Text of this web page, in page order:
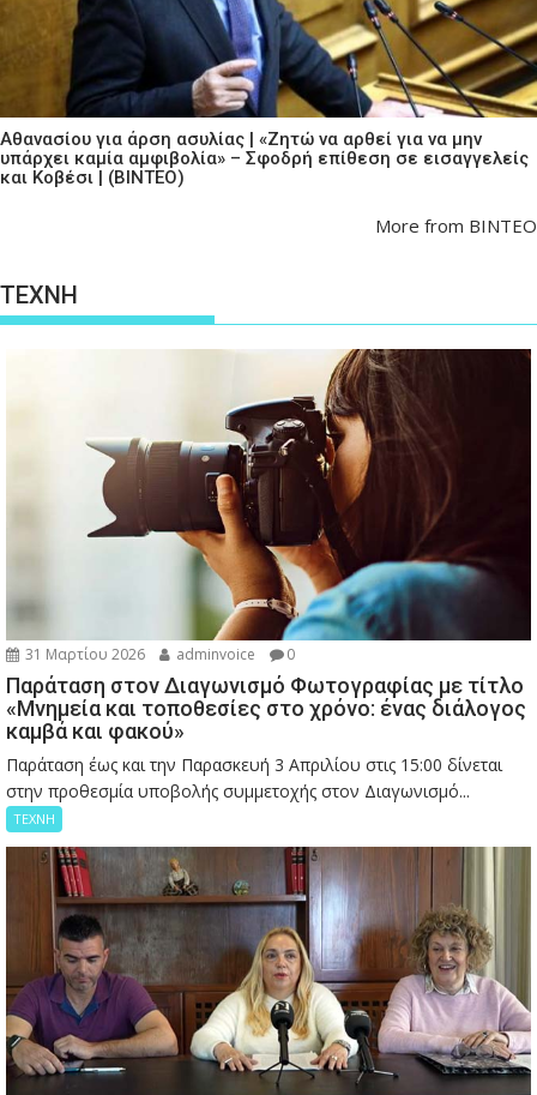
Αθανασίου για άρση ασυλίας | «Ζητώ να αρθεί για να μην
υπάρχει καμία αμφιβολία» – Σφοδρή επίθεση σε εισαγγελείς
και Κοβέσι | (ΒΙΝΤΕΟ)
More from ΒΙΝΤΕΟ
ΤΕΧΝΗ
31 Μαρτίου 2026 adminvoice 0
Παράταση στον Διαγωνισμό Φωτογραφίας με τίτλο
«Μνημεία και τοποθεσίες στο χρόνο: ένας διάλογος
καμβά και φακού»
Παράταση έως και την Παρασκευή 3 Απριλίου στις 15:00 δίνεται
στην προθεσμία υποβολής συμμετοχής στον Διαγωνισμό...
ΤΕΧΝΗ